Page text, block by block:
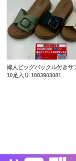
婦人ビッグバックル付き
10足入り 1003903081